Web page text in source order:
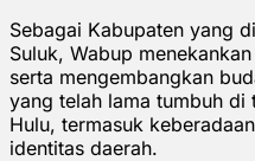
Sebagai Kabupaten yang
Suluk, Wabup
serta mengembangkan
yang telah lama tumbuh di
Hulu, termasuk
identitas daerah.